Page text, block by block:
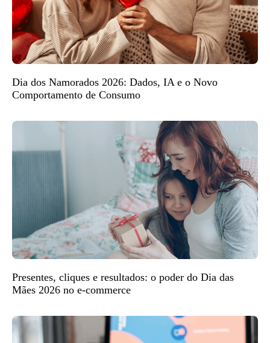
Dia dos Namorados 2026: Dados, IA e o Novo
Comportamento de Consumo
Presentes, cliques e resultados: o poder do Dia das
Mães 2026 no e-commerce